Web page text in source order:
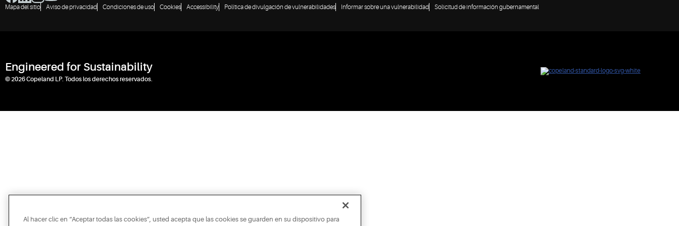
Mapa del sitio Aviso de privacidad Condiciones de uso Cookies Accessibility Política de divulgación de vulnerabilidades Informar sobre una vulnerabilidad Solicitud de información gubernamental
Engineered for Sustainability
© 2026 Copeland LP. Todos los derechos reservados.
Al hacer clic en “Aceptar todas las cookies”, usted acepta que las cookies se guarden en su dispositivo para